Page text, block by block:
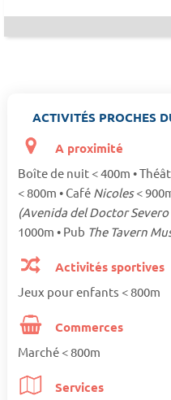
ACTIVITÉS PROCHES
A proximité
Boîte de nuit < 400m •
< 800m • Café Nicoles<
(Avenida del Doctor
1000m • Pub The Tavern
Activités sportives
Jeux pour enfants < 800m
Commerces
Marché < 800m
Services